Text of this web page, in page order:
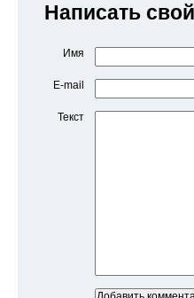
Написать
Имя
E-mail
Текст